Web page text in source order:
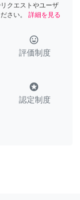
クエストやユーザ
さい。
詳細を見る
tag_faces
評価制度
stars
認定制度